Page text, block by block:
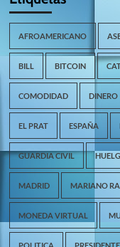
AFROAMERICANO
BILL BITCOIN
COMODIDAD DINERO
EL PRAT ESPAÑA
GUARDIA CIVIL
MADRID MARIANO
MONEDA VIRTUAL